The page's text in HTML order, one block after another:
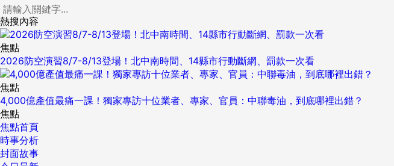
熱搜內容
焦點
2026防空演習8/7-8/13登場！北中南時間、14縣市行動斷網、罰款一次看
焦點
4,000億產值最痛一課！獨家專訪十位業者、專家、官員：中聯毒油，到底哪裡出錯？
焦點
焦點首頁
時事分析
封面故事